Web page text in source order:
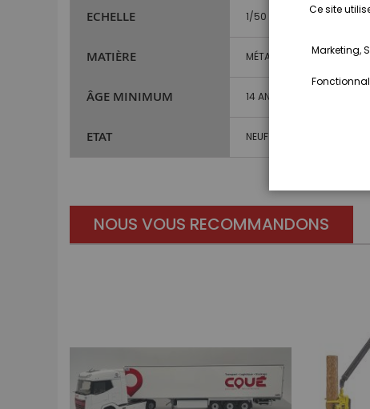
ECHELLE 1/50
MATIÈRE MÉTAL ET PLASTIQUE
ÂGE MINIMUM 14 ANS ET PLUS
ETAT NEUF
NOUS VOUS RECOMMANDONS
Ce site
Marketing,